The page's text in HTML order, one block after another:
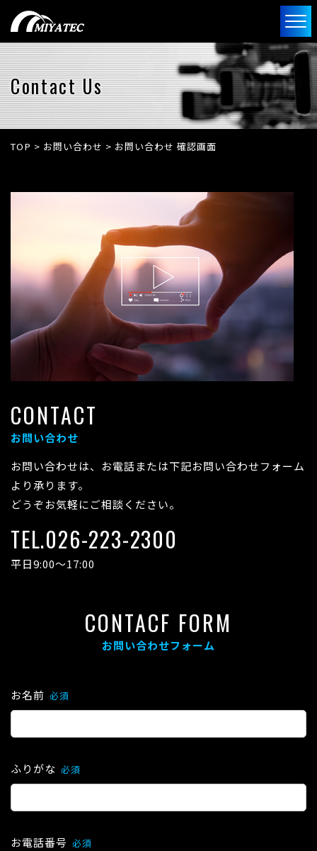
Contact Us
TOP > お問い合わせ > お問い合わせ 確認画面
CONTACT
お問い合わせ
お問い合わせは、お電話または下記お問い合わせフォーム
より承ります。
どうぞお気軽にご相談ください。
TEL.026-223-2300
平日9:00～17:00
CONTACF FORM
お問い合わせフォーム
お名前 必須
ふりがな 必須
お電話番号 必須